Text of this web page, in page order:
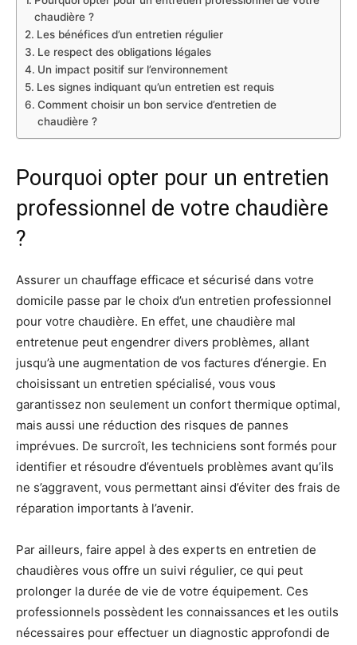
chaudière ?
Les bénéfices d’un entretien régulier
Le respect des obligations légales
Un impact positif sur l’environnement
Les signes indiquant qu’un entretien est requis
Comment choisir un bon service d’entretien de
chaudière ?
Pourquoi opter pour un entretien
professionnel de votre chaudière
?
Assurer un chauffage efficace et sécurisé dans votre
domicile passe par le choix d’un entretien professionnel
pour votre chaudière. En effet, une chaudière mal
entretenue peut engendrer divers problèmes, allant
jusqu’à une augmentation de vos factures d’énergie. En
choisissant un entretien spécialisé, vous vous
garantissez non seulement un confort thermique optimal,
mais aussi une réduction des risques de pannes
imprévues. De surcroît, les techniciens sont formés pour
identifier et résoudre d’éventuels problèmes avant qu’ils
ne s’aggravent, vous permettant ainsi d’éviter des frais de
réparation importants à l’avenir.
Par ailleurs, faire appel à des experts en entretien de
chaudières vous offre un suivi régulier, ce qui peut
prolonger la durée de vie de votre équipement. Ces
professionnels possèdent les connaissances et les outils
nécessaires pour effectuer un diagnostic approfondi de